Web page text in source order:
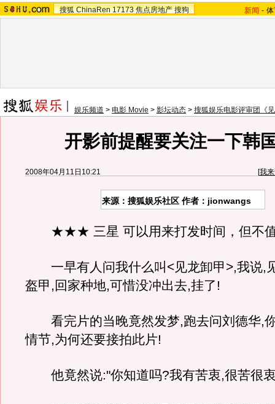
搜狐 ChinaRen 17173 焦点房地产 搜狗 新闻 -
娱乐频道 > 电影 Movie > 影坛动态 > 搜狐娱乐电影评审团《
开影前提醒要关注一下韩
2008年04月11日10:21 [我
来源：搜狐娱乐社区 作者：jionwangs
★★★ 三星 可以用来打发时间，但不值
一早有人问我什么叫<见龙卸甲>,我说,
盔甲,回家种地,可惜没冲出去,挂了!
看完片的当晚竟然发梦,跑去问刘德华,
情节,为何还要接拍此片!
他竟然说:"你知道吗?我有苦衷,很苦很